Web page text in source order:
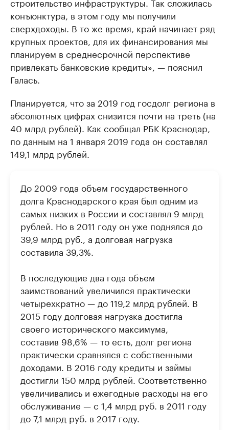
конъюнктура, в этом году мы получили
сверхдоходы. В то же время, край начинает ряд
крупных проектов, для их финансирования мы
планируем в среднесрочной перспективе
привлекать банковские кредиты», — пояснил
Галась.
Планируется, что за 2019 год госдолг региона в
абсолютных цифрах снизится почти на треть (на
40 млрд рублей). Как сообщал РБК Краснодар,
по данным на 1 января 2019 года он составлял
149,1 млрд рублей.
До 2009 года объем государственного
долга Краснодарского края был одним из
самых низких в России и составлял 9 млрд
рублей. Но в 2011 году он уже поднялся до
39,9 млрд руб., а долговая нагрузка
составила 39,3%.
В последующие два года объем
заимствований увеличился практически
четырехкратно — до 119,2 млрд рублей. В
2015 году долговая нагрузка достигла
своего исторического максимума,
составив 98,6% — то есть, долг региона
практически сравнялся с собственными
доходами. В 2016 году кредиты и займы
достигли 150 млрд рублей. Соответственно
увеличивались и ежегодные расходы на его
обслуживание — с 1,4 млрд руб. в 2011 году
до 7,1 млрд руб. в 2017 году.